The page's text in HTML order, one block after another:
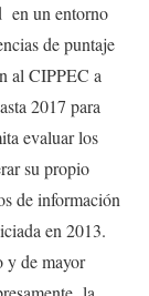
en un entorno
de puntaje
al CIPPEC a
2017 para
evaluar los
su propio
de información
en 2013.
y de mayor